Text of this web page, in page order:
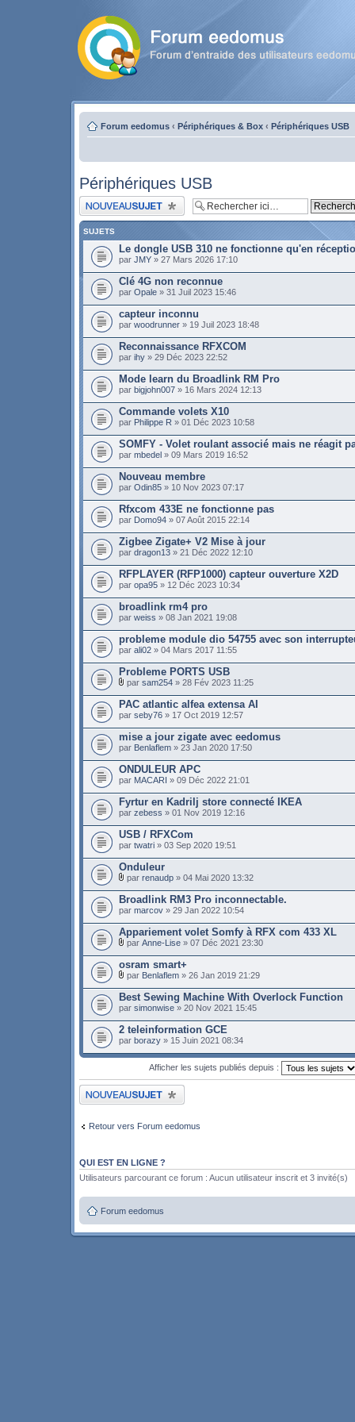
Forum eedomus ‹ Périphériques & Box ‹ Périphériques USB
Périphériques USB
Publier un nouveau sujet
SUJETS
Le dongle USB 310 ne fonctionne qu'en
par JMY » 27 Mars 2026 17:10
Clé 4G non reconnue
par Opale » 31 Juil 2023 15:46
capteur inconnu
par woodrunner » 19 Juil 2023 18:48
Reconnaissance RFXCOM
par ihy » 29 Déc 2023 22:52
Mode learn du Broadlink RM Pro
par bigjohn007 » 16 Mars 2024 12:13
Commande volets X10
par Philippe R » 01 Déc 2023 10:58
SOMFY - Volet roulant associé mais ne réagit
par mbedel » 09 Mars 2019 16:52
Nouveau membre
par Odin85 » 10 Nov 2023 07:17
Rfxcom 433E ne fonctionne pas
par Domo94 » 07 Août 2015 22:14
Zigbee Zigate+ V2 Mise à jour
par dragon13 » 21 Déc 2022 12:10
RFPLAYER (RFP1000) capteur ouverture X2D
par opa95 » 12 Déc 2023 10:34
broadlink rm4 pro
par weiss » 08 Jan 2021 19:08
probleme module dio 54755 avec son
par ali02 » 04 Mars 2017 11:55
Probleme PORTS USB
par sam254 » 28 Fév 2023 11:25
PAC atlantic alfea extensa AI
par seby76 » 17 Oct 2019 12:57
mise a jour zigate avec eedomus
par Benlaflem » 23 Jan 2020 17:50
ONDULEUR APC
par MACARI » 09 Déc 2022 21:01
Fyrtur en Kadrilj store connecté IKEA
par zebess » 01 Nov 2019 12:16
USB / RFXCom
par twatri » 03 Sep 2020 19:51
Onduleur
par renaudp » 04 Mai 2020 13:32
Broadlink RM3 Pro inconnectable.
par marcov » 29 Jan 2022 10:54
Appariement volet Somfy à RFX com 433 XL
par Anne-Lise » 07 Déc 2021 23:30
osram smart+
par Benlaflem » 26 Jan 2019 21:29
Best Sewing Machine With Overlock Function
par simonwise » 20 Nov 2021 15:45
2 teleinformation GCE
par borazy » 15 Juin 2021 08:34
Afficher les sujets publiés depuis :
Publier un nouveau sujet
Retour vers Forum eedomus
QUI EST EN LIGNE ?
Utilisateurs parcourant ce forum : Aucun utilisateur inscrit et 3 invité(s)
Forum eedomus